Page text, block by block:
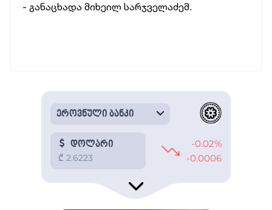
- განაცხადა მიხეილ სარჯველაძემ.